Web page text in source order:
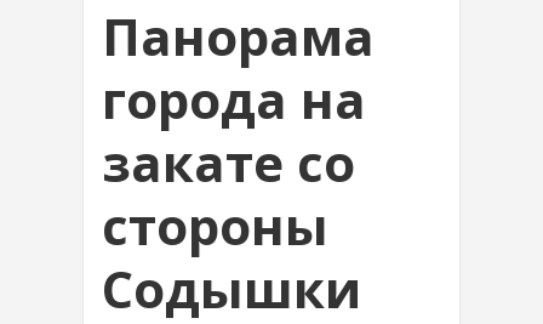
Панорама
города на
закате со
стороны
Содышки